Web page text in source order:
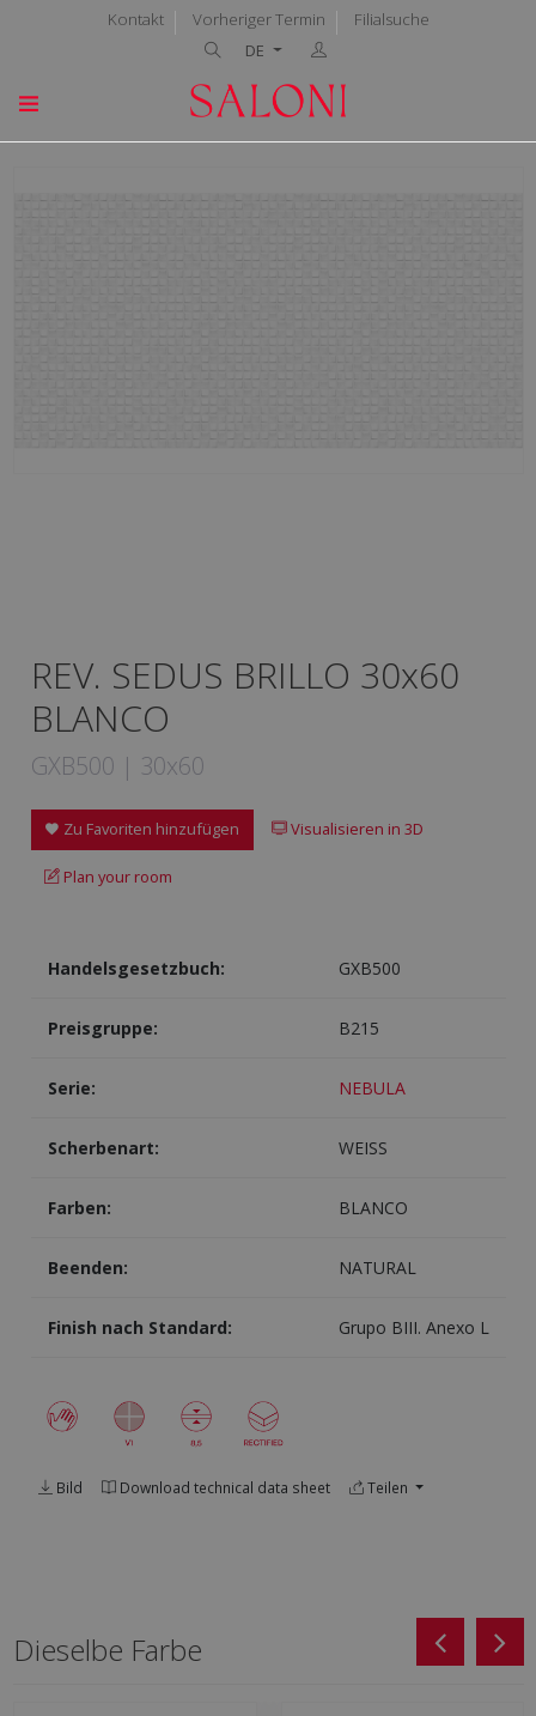
Kontakt Vorheriger Termin
Filialsuche
DE
REV. SEDUS BRILLO 30x60
BLANCO
GXB500 | 30x60
Zu Favoriten hinzufügen Visualisieren in 3D
Plan your room
Handelsgesetzbuch: GXB500
Preisgruppe: B215
Serie: NEBULA
Scherbenart: WEISS
Farben: BLANCO
Beenden: NATURAL
Finish nach Standard: Grupo BIII. Anexo L
Bild Download technical data sheet Teilen
Dieselbe Farbe